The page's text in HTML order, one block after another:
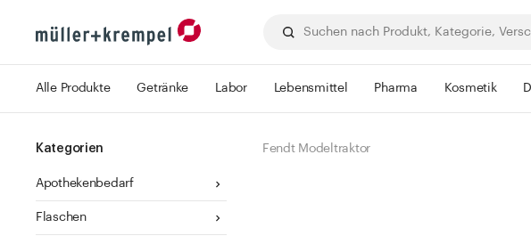
Alle Produkte Getränke Labor Lebensmittel Pharma Kosmetik
Kategorien
Apothekenbedarf
Flaschen
Fendt Modeltraktor